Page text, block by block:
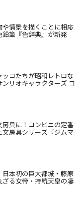
や情景を描くことに相応
鉛筆『色辞典』が新発
コたちが昭和レトロな
リオキャラクターズ コ
房具に！コンビニの定番
房具シリーズ『ジムマ
本初の巨大都城・藤原
る女帝・持統天皇の凄